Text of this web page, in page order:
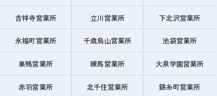
吉祥寺営業所 立川営業所 下北沢営業所
永福町営業所 千歳烏山営業所 池袋営業所
巣鴨営業所 練馬営業所 大泉学園営業所
赤羽営業所 北千住営業所 錦糸町営業所